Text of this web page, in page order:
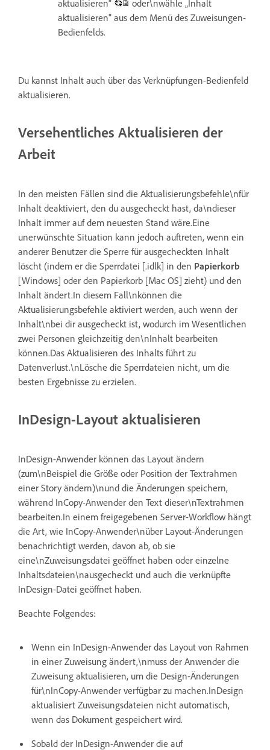
aktualisieren"
oder\nwähle „Inhalt
aktualisieren" aus dem Menü des Zuweisungen-
Bedienfelds.
Du kannst Inhalt auch über das Verknüpfungen-Bedienfeld
aktualisieren.
Versehentliches Aktualisieren der
Arbeit
In den meisten Fällen sind die Aktualisierungsbefehle\nfür
Inhalt deaktiviert, den du ausgecheckt hast, da\ndieser
Inhalt immer auf dem neuesten Stand wäre.Eine
unerwünschte Situation kann jedoch auftreten, wenn ein
anderer Benutzer die Sperre für ausgecheckten Inhalt
löscht (indem er die Sperrdatei [.idlk] in den Papierkorb
[Windows] oder den Papierkorb [Mac OS] zieht) und den
Inhalt ändert.In diesem Fall\nkönnen die
Aktualisierungsbefehle aktiviert werden, auch wenn der
Inhalt\nbei dir ausgecheckt ist, wodurch im Wesentlichen
zwei Personen gleichzeitig den\nInhalt bearbeiten
können.Das Aktualisieren des Inhalts führt zu
Datenverlust.\nLösche die Sperrdateien nicht, um die
besten Ergebnisse zu erzielen.
InDesign-Layout aktualisieren
InDesign-Anwender können das Layout ändern
(zum\nBeispiel die Größe oder Position der Textrahmen
einer Story ändern)\nund die Änderungen speichern,
während InCopy-Anwender den Text dieser\nTextrahmen
bearbeiten.In einem freigegebenen Server-Workflow hängt
die Art, wie InCopy-Anwender\nüber Layout-Änderungen
benachrichtigt werden, davon ab, ob sie
eine\nZuweisungsdatei geöffnet haben oder einzelne
Inhaltsdateien\nausgecheckt und auch die verknüpfte
InDesign-Datei geöffnet haben.
Beachte Folgendes:
Wenn ein InDesign-Anwender das Layout von Rahmen
in einer Zuweisung ändert,\nmuss der Anwender die
Zuweisung aktualisieren, um die Design-Änderungen
für\nInCopy-Anwender verfügbar zu machen.InDesign
aktualisiert Zuweisungsdateien nicht automatisch,
wenn das Dokument gespeichert wird.
Sobald der InDesign-Anwender die auf